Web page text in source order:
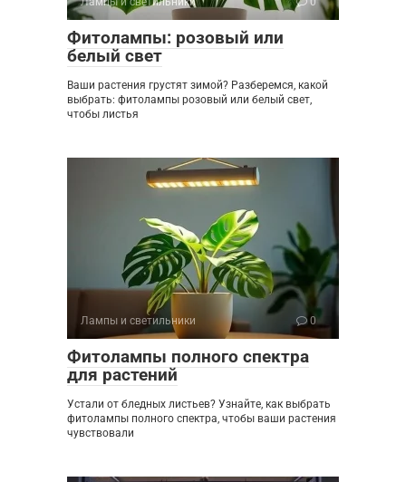
Фитолампы: розовый или
белый свет
Ваши растения грустят зимой? Разберемся, какой
выбрать: фитолампы розовый или белый свет,
чтобы листья
Лампы и светильники 0
Фитолампы полного спектра
для растений
Устали от бледных листьев? Узнайте, как выбрать
фитолампы полного спектра, чтобы ваши растения
чувствовали